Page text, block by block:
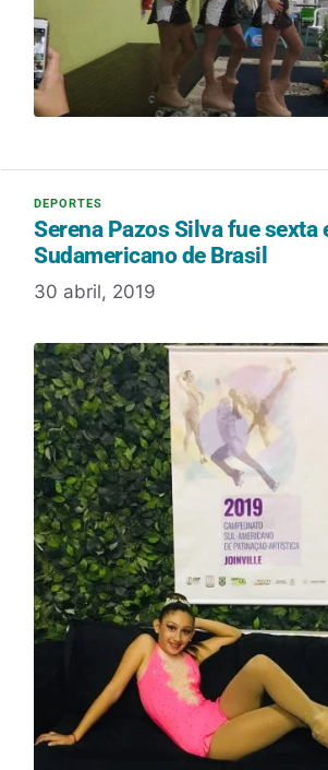
Serena Pazos Silva fue sexta
Sudamericano de Brasil
30 abril, 2019